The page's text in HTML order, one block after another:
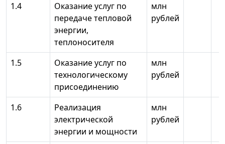
1.4
Оказание услуг по
передаче тепловой
энергии,
теплоносителя
млн
рублей
1.5
Оказание услуг по
технологическому
присоединению
млн
рублей
1.6
Реализация
электрической
энергии и мощности
млн
рублей